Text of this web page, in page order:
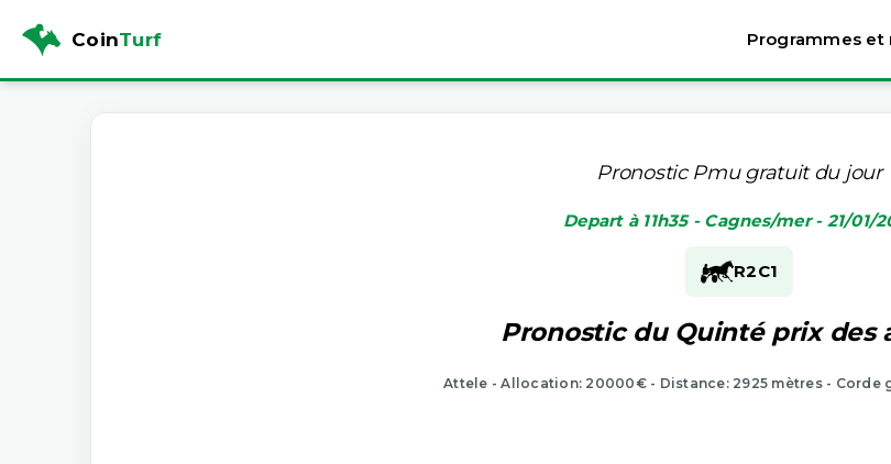
CoinTurf Programmes et
Pronostic Pmu gratuit du jour
Depart à 11h35 - Cagnes/mer - 21/01/
R2C1
Pronostic du Quinté prix des
Attele - Allocation: 20000€ - Distance: 2925 mètres - Corde